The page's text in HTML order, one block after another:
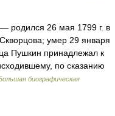
родился 26 мая 1799 г. в
умер 29 января
Пушкин принадлежал к
по сказанию
биографическая